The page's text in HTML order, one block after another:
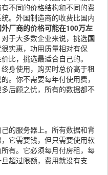
不同的价格结构和不同的费
。外国制造商的收费比国内
外厂商的价格可能在100万左
于大多数企业来说，挑选国
实惠，功用质量相对有保
比，挑选最适合自己的。
身使用，购买时总价高于租
。你不需要每年付使用费，
后顾之忧，所有的数据都不
的服务器上。所有数据和背
它需要钱，但只需要使用软
有。它必须每月付房租，每
超过限额，费用就没有支